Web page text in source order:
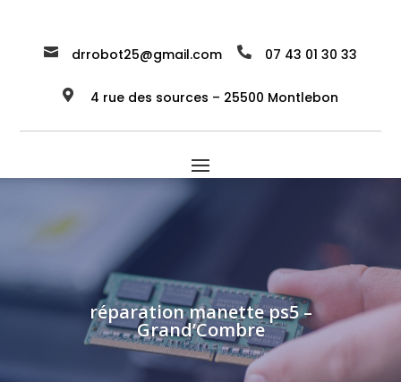
 drrobot25@gmail.com  07 43 01 30 33
 4 rue des sources – 25500 Montlebon
réparation manette ps5 –
Grand’Combre